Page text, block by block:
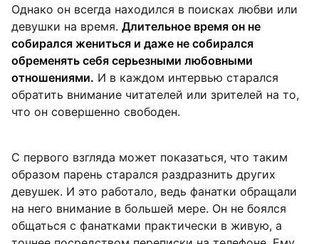
Однако он всегда находился в поисках любви или
девушки на время. Длительное время он не
собирался жениться и даже не собирался
обременять себя серьезными любовными
отношениями. И в каждом интервью старался
обратить внимание читателей или зрителей на то,
что он совершенно свободен.
С первого взгляда может показаться, что таким
образом парень старался раздразнить других
девушек. И это работало, ведь фанатки обращали
на него внимание в большей мере. Он не боялся
общаться с фанатками практически в живую, а